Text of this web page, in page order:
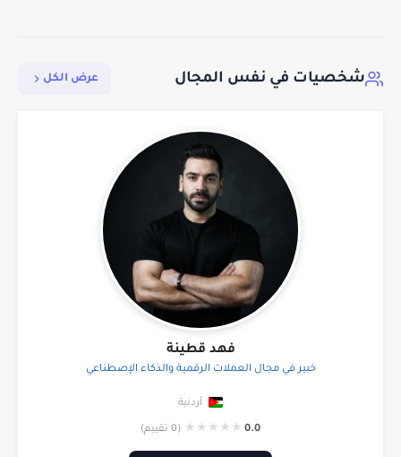
شخصيات في نفس المجال عرض الكل
فهد قطينة
خبير في مجال العملات الرقمية والذكاء الإصطناعي
أردنية
0.0
★
★
★
★
★ (0 تقييم)